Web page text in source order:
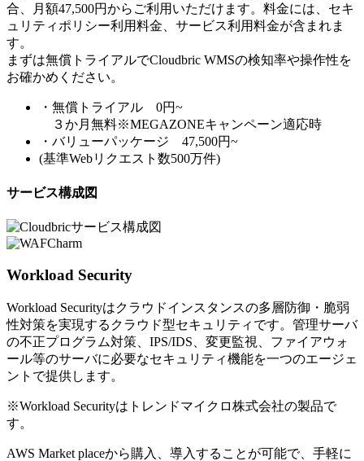
合、月額47,500円からご利用いただけます。料金には、セキ
ュリティポリシー利用料金、サービス利用料金が含まれま
す。
まずは無償トライアルでCloudbric WMSの検知率や操作性を
お確かめください。
・無償トライアル 0円~
３か月無料※MEGAZONEキャンペーン適応時
・バリューパッケージ 47,500円~
(基準Webリクエスト数500万件)
サービス構成図
Workload Security
Workload Securityはクラウドインスタンスの多層防御・脆弱
性対策を実現するクラウド型セキュリティです。管理サーバ
の不正プログラム対策、IPS/IDS、変更監視、ファイアウォ
ール等のサーバに必要なセキュリティ機能を一つのエージェ
ントで提供します。
※Workload Securityはトレンドマイクロ株式会社の製品で
す。
AWS Market placeから購入、導入することが可能で、手軽に